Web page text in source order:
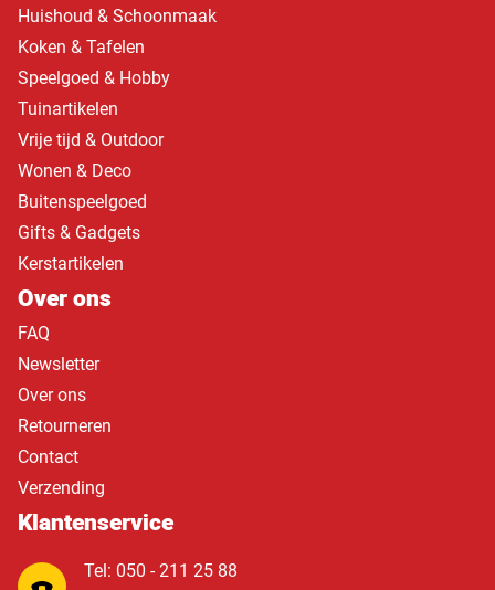
Huishoud & Schoonmaak
Koken & Tafelen
Speelgoed & Hobby
Tuinartikelen
Vrije tijd & Outdoor
Wonen & Deco
Buitenspeelgoed
Gifts & Gadgets
Kerstartikelen
Over ons
FAQ
Newsletter
Over ons
Retourneren
Contact
Verzending
Klantenservice
Tel: 050 - 211 25 88